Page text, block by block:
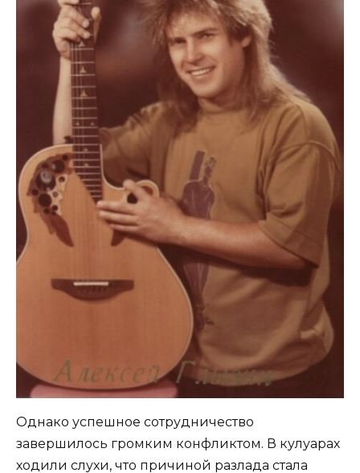
Однако успешное сотрудничество
завершилось громким конфликтом. В кулуарах
ходили слухи, что причиной разлада стала